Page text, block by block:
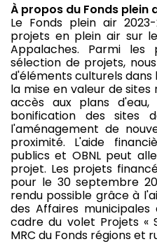
À propos du Fonds plein
Le Fonds plein air
projets en plein air sur
Appalaches. Parmi
sélection de projets,
d'éléments culturels
la mise en valeur de
accès aux plans
bonification des sites
l'aménagement de
proximité. L'aide
publics et OBNL peut
projet. Les projets
pour le 30 septembre
rendu possible grâce à
des Affaires
cadre du volet Projets «
MRC du Fonds régions et